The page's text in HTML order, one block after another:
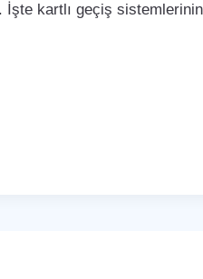
kartlı geçiş